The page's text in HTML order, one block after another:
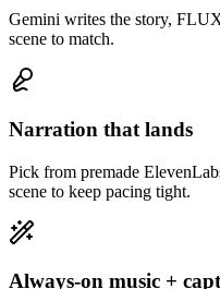
Gemini writes the story,
scene to match.
Narration that lands
Pick from premade
scene to keep pacing tight.
Always-on music +